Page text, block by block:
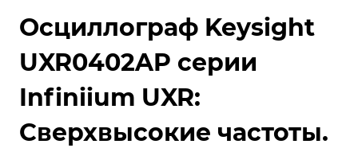
Осциллограф Keysight
UXR0402AP серии
Infiniium UXR:
Сверхвысокие частоты.